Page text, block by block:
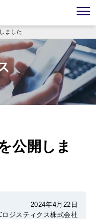
ました
公開しま
2024年4月22日
ロジスティクス株式会社